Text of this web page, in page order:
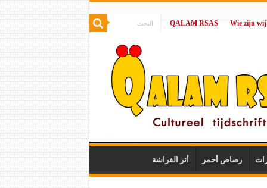
|
QALAM RSAS
رصاص أحمر أثر الفراشة